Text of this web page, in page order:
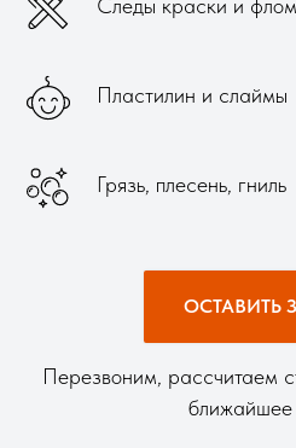
Следы краски и
Пластилин и слаймы
Грязь, плесень, гниль
ОСТАВИТЬ
Перезвоним, рассчитаем
ближайшее